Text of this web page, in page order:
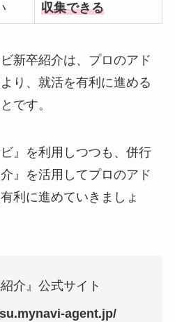
収集できる
新卒紹介は、プロのアド
り、就活を有利に進める
です。
』を利用しつつも、併行
』を活用してプロのアド
利に進めていきましょ
介』公式サイト
agent.jp/